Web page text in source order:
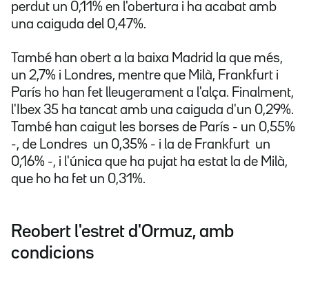
perdut un 0,11% en l'obertura i ha acabat amb
una caiguda del 0,47%.
També han obert a la baixa Madrid la que més,
un 2,7% i Londres, mentre que Milà, Frankfurt i
París ho han fet lleugerament a l'alça. Finalment,
l'Ibex 35 ha tancat amb una caiguda d'un 0,29%.
També han caigut les borses de París - un 0,55%
-, de Londres  un 0,35% - i la de Frankfurt  un
0,16% -, i l'única que ha pujat ha estat la de Milà,
que ho ha fet un 0,31%.
Reobert l'estret d'Ormuz, amb
condicions